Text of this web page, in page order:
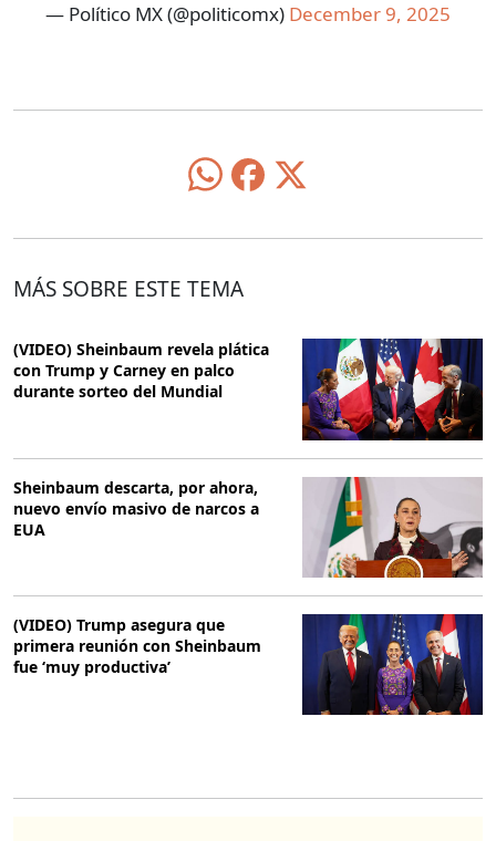
— Político MX (@politicomx) December 9, 2025
MÁS SOBRE ESTE TEMA
(VIDEO) Sheinbaum revela plática
con Trump y Carney en palco
durante sorteo del Mundial
Sheinbaum descarta, por ahora,
nuevo envío masivo de narcos a
EUA
(VIDEO) Trump asegura que
primera reunión con Sheinbaum
fue ‘muy productiva’